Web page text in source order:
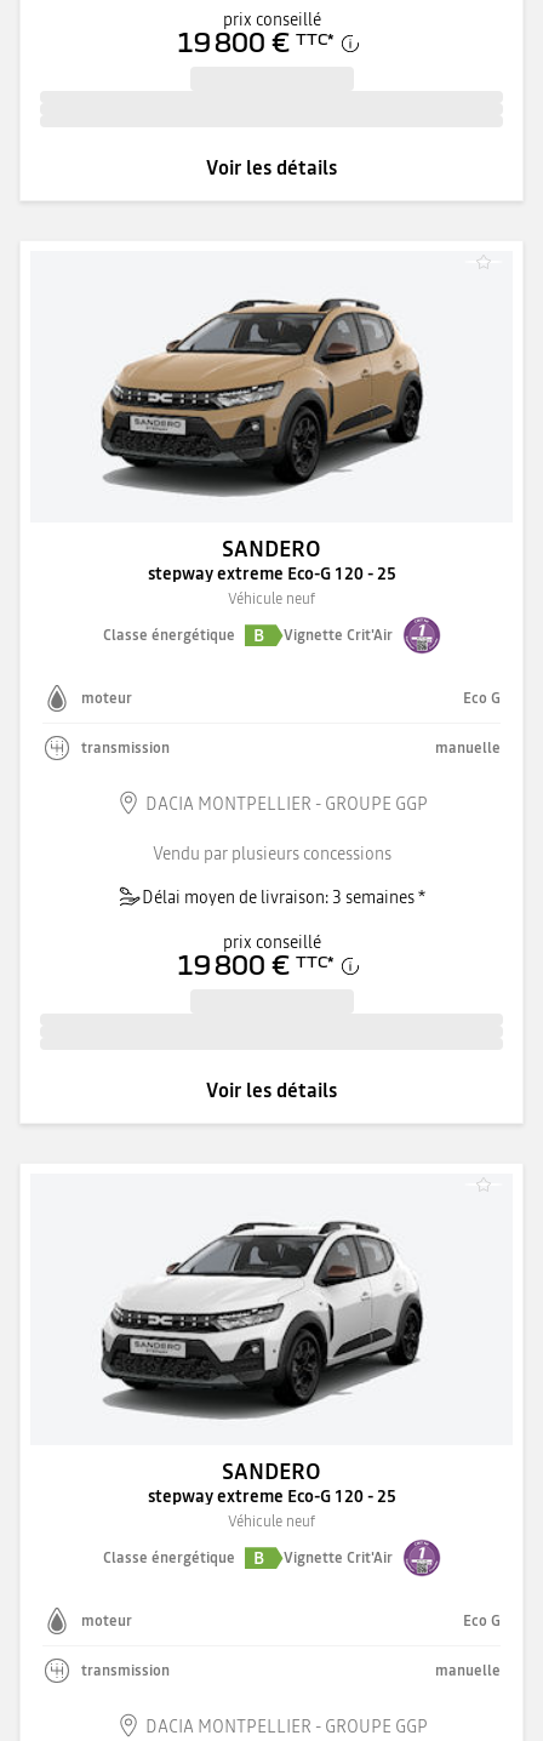
prix conseillé
19 800 € TTC*
Voir les détails
SANDERO
stepway extreme Eco-G 120 - 25
Véhicule neuf
Classe énergétique
B Vignette Crit'Air
moteur Eco G
transmission manuelle
DACIA MONTPELLIER - GROUPE GGP
Vendu par plusieurs concessions
Délai moyen de livraison: 3 semaines *
prix conseillé
19 800 € TTC*
Voir les détails
SANDERO
stepway extreme Eco-G 120 - 25
Véhicule neuf
Classe énergétique
B Vignette Crit'Air
moteur Eco G
transmission manuelle
DACIA MONTPELLIER - GROUPE GGP